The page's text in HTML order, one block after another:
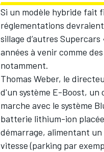
Si un modèle hybride fait
réglementations
sillage d’autres
années à venir comme
notamment.
Thomas Weber, le
d'un système E-Boost, un
marche avec le système
batterie lithium-ion
démarrage, alimentant
vitesse (parking par